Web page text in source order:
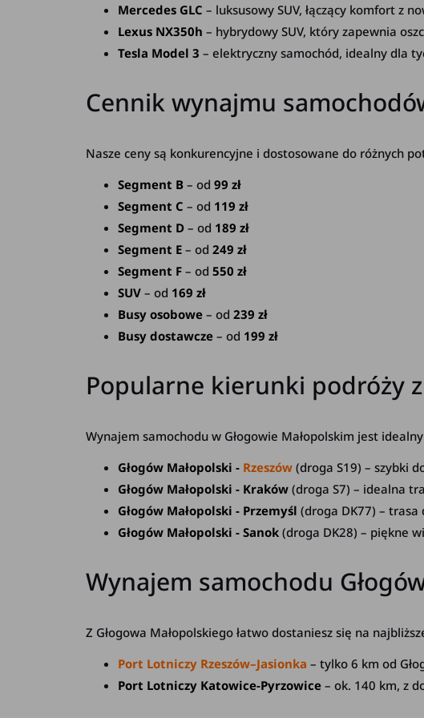
Mercedes GLC – luksusowy SUV, łączący komfort z
Lexus NX350h – hybrydowy SUV, który zapewnia
Tesla Model 3 – elektryczny samochód, idealny dla
Cennik wynajmu
Nasze ceny są konkurencyjne i dostosowane do różnych
Segment B – od99 zł
Segment C – od 119 zł
Segment D – od 189 zł
Segment E – od249 zł
Segment F – od550 zł
SUV – od 169 zł
Busy osobowe – od239 zł
Busy dostawcze – od 199 zł
Popularne kierunki podróży
Wynajem samochodu w Głogowie Małopolskim jest
Głogów Małopolski - Rzeszów (droga S19) – szybki
Głogów Małopolski - Kraków (droga S7) – idealna
Głogów Małopolski - Przemyśl (droga DK77) – trasa
Głogów Małopolski - Sanok (droga DK28) – piękne
Wynajem samochodu
Z Głogowa Małopolskiego łatwo dostaniesz się na
Port Lotniczy Rzeszów–Jasionka – tylko 6 km od
Port Lotniczy Katowice-Pyrzowice – ok. 140 km, z